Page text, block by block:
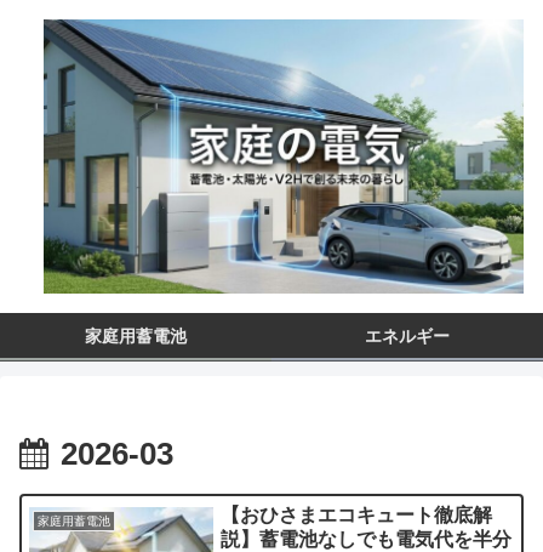
家庭用蓄電池 エネルギー
2026-03
家庭用蓄電池
【おひさまエコキュート徹底解
説】蓄電池なしでも電気代を半分